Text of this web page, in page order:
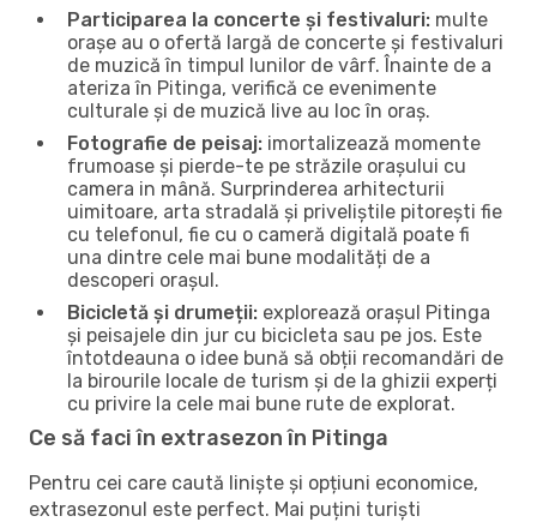
Participarea la concerte și festivaluri: multe
orașe au o ofertă largă de concerte și festivaluri
de muzică în timpul lunilor de vârf. Înainte de a
ateriza în Pitinga, verifică ce evenimente
culturale și de muzică live au loc în oraș.
Fotografie de peisaj: imortalizează momente
frumoase și pierde-te pe străzile orașului cu
camera in mână. Surprinderea arhitecturii
uimitoare, arta stradală și priveliștile pitorești fie
cu telefonul, fie cu o cameră digitală poate fi
una dintre cele mai bune modalități de a
descoperi orașul.
Bicicletă și drumeții: explorează orașul Pitinga
și peisajele din jur cu bicicleta sau pe jos. Este
întotdeauna o idee bună să obții recomandări de
la birourile locale de turism și de la ghizii experți
cu privire la cele mai bune rute de explorat.
Ce să faci în extrasezon în Pitinga
Pentru cei care caută liniște și opțiuni economice,
extrasezonul este perfect. Mai puțini turiști